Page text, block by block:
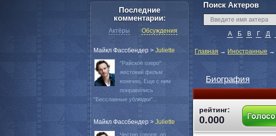
Поиск Актеров
А Б В Г Д
Главная → Иностранные →
Биография
рейтинг:
0.000
Последние
комментарии:
Актёры Обсуждения
Майкл Фассбендер > Juliette
"Райское озеро"
жестокий фильм
конечно. Еще с ним
понравились
"Бесславные ублюдки"...
Майкл Фассбендер > Juliette
Честно говоря, до